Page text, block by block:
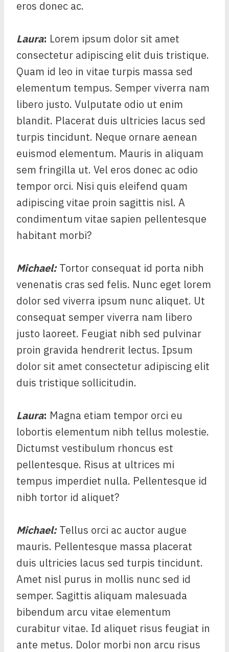
eros donec ac.
Laura: Lorem ipsum dolor sit amet
consectetur adipiscing elit duis tristique.
Quam id leo in vitae turpis massa sed
elementum tempus. Semper viverra nam
libero justo. Vulputate odio ut enim
blandit. Placerat duis ultricies lacus sed
turpis tincidunt. Neque ornare aenean
euismod elementum. Mauris in aliquam
sem fringilla ut. Vel eros donec ac odio
tempor orci. Nisi quis eleifend quam
adipiscing vitae proin sagittis nisl. A
condimentum vitae sapien pellentesque
habitant morbi?
Michael:Tortor consequat id porta nibh
venenatis cras sed felis. Nunc eget lorem
dolor sed viverra ipsum nunc aliquet. Ut
consequat semper viverra nam libero
justo laoreet. Feugiat nibh sed pulvinar
proin gravida hendrerit lectus. Ipsum
dolor sit amet consectetur adipiscing elit
duis tristique sollicitudin.
Laura: Magna etiam tempor orci eu
lobortis elementum nibh tellus molestie.
Dictumst vestibulum rhoncus est
pellentesque. Risus at ultrices mi
tempus imperdiet nulla. Pellentesque id
nibh tortor id aliquet?
Michael:Tellus orci ac auctor augue
mauris. Pellentesque massa placerat
duis ultricies lacus sed turpis tincidunt.
Amet nisl purus in mollis nunc sed id
semper. Sagittis aliquam malesuada
bibendum arcu vitae elementum
curabitur vitae. Id aliquet risus feugiat in
ante metus. Dolor morbi non arcu risus